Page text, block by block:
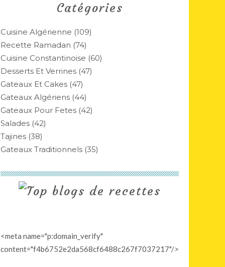
Catégories
Cuisine Algérienne (109)
Recette Ramadan (74)
Cuisine Constantinoise (60)
Desserts Et Verrines (47)
Gateaux Et Cakes (47)
Gateaux Algériens (44)
Gateaux Pour Fetes (42)
Salades (42)
Tajines (38)
Gateaux Traditionnels (35)
<meta name="p:domain_verify"
content="f4b6752e2da568cf6488c267f7037217"/>